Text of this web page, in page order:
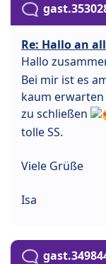
Re: Hallo an
Hallo
Bei mir ist es
kaum
zu schließen
tolle SS.
Viele Grüße
Isa